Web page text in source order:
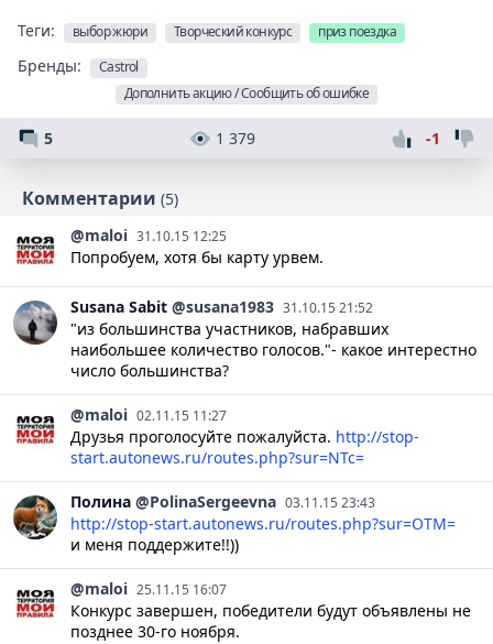
Теги: выбор жюри Творческий конкурс приз поездка
Бренды:
Castrol
Дополнить акцию / Сообщить об ошибке
5 1 379 -1
Комментарии (5)
@maloi 31.10.15 12:25
Попробуем, хотя бы карту урвем.
Susana Sabit @susana1983 31.10.15 21:52
"из большинства участников, набравших
наибольшее количество голосов."- какое интерестно
число большинства?
@maloi 02.11.15 11:27
Друзья проголосуйте пожалуйста. http://stop-
start.autonews.ru/routes.php?sur=NTc=
Полина @PolinaSergeevna 03.11.15 23:43
http://stop-start.autonews.ru/routes.php?sur=OTM=
и меня поддержите!!))
@maloi 25.11.15 16:07
Конкурс завершен, победители будут объявлены не
позднее 30-го ноября.